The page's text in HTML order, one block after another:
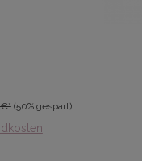
€* (50% gespart)